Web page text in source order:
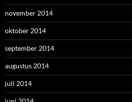
november 2014
oktober 2014
september 2014
augustus 2014
juli 2014